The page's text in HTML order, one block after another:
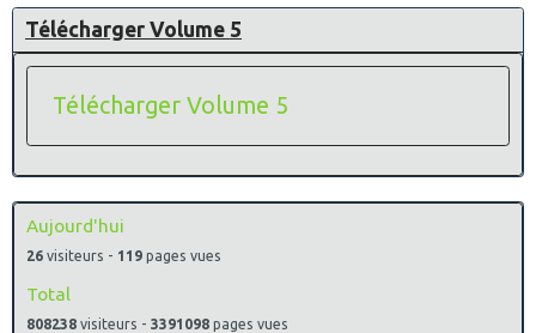
Télécharger Volume 5
Télécharger Volume 5
Aujourd'hui
26 visiteurs - 119 pages vues
Total
808238 visiteurs - 3391098 pages vues